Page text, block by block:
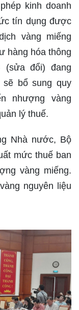
kinh doanh
tín dụng được
vàng miếng
hàng hóa thông
(sửa đổi) đang
bổ sung quy
nhượng vàng
lý thuế.
Nhà nước, Bộ
mức thuế ban
vàng miếng.
nguyên liệu